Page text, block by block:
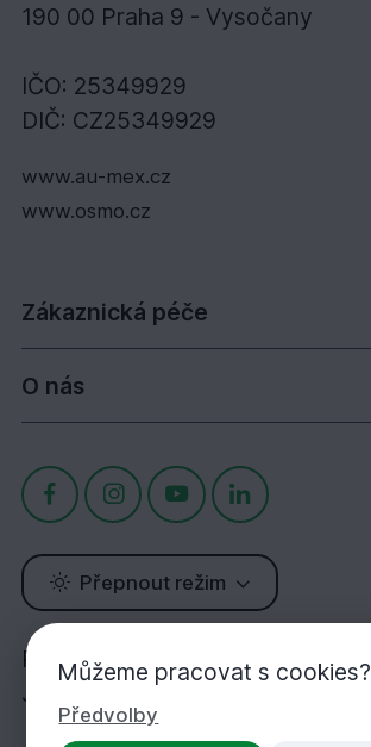
190 00 Praha 9 - Vysočany
IČO: 25349929
DIČ: CZ25349929
www.au-mex.cz
www.osmo.cz
Zákaznická péče
O nás
Přepnout režim
Potřebujete poradit?
Jsme tu pro Vás!
Můžeme pracovat s cookies?
Předvolby